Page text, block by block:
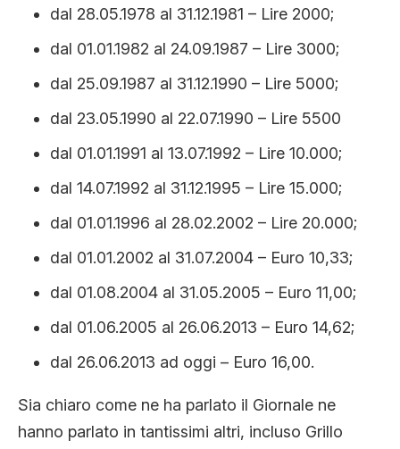
dal 28.05.1978 al 31.12.1981 – Lire 2000;
dal 01.01.1982 al 24.09.1987 – Lire 3000;
dal 25.09.1987 al 31.12.1990 – Lire 5000;
dal 23.05.1990 al 22.07.1990 – Lire 5500
dal 01.01.1991 al 13.07.1992 – Lire 10.000;
dal 14.07.1992 al 31.12.1995 – Lire 15.000;
dal 01.01.1996 al 28.02.2002 – Lire 20.000;
dal 01.01.2002 al 31.07.2004 – Euro 10,33;
dal 01.08.2004 al 31.05.2005 – Euro 11,00;
dal 01.06.2005 al 26.06.2013 – Euro 14,62;
dal 26.06.2013 ad oggi – Euro 16,00.
Sia chiaro come ne ha parlato il Giornale ne
hanno parlato in tantissimi altri, incluso Grillo